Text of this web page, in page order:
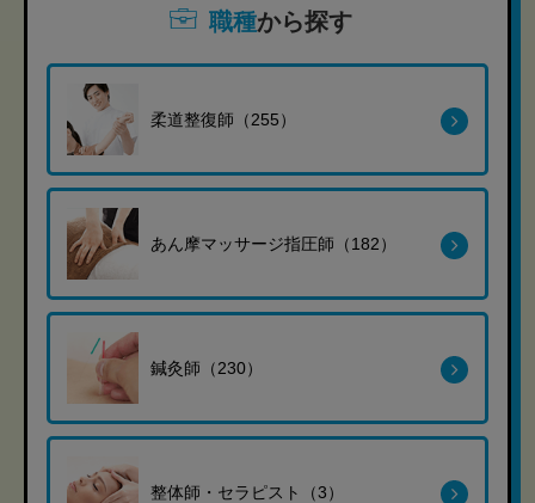
職種から探す
柔道整復師（255）
あん摩マッサージ指圧師（182）
鍼灸師（230）
整体師・セラピスト（3）